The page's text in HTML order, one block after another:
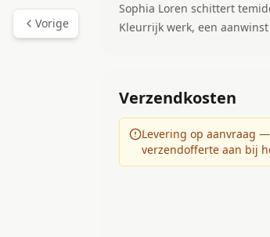
Vorige
Sophia Loren schittert
Kleurrijk werk, een
Verzendkosten
Levering op aanvraag
verzendofferte aan bij